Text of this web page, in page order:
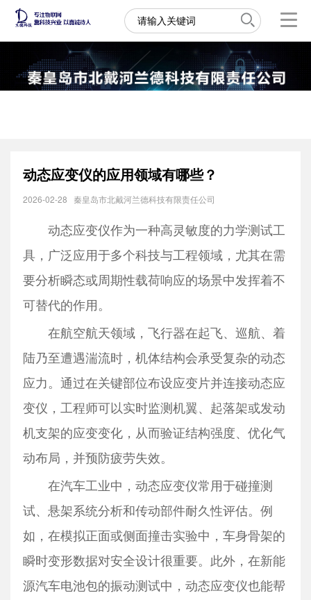
动态应变仪的应用领域有哪些？
2026-02-28 秦皇岛市北戴河兰德科技有限责任公司
动态应变仪作为一种高灵敏度的力学测试工
具，广泛应用于多个科技与工程领域，尤其在需
要分析瞬态或周期性载荷响应的场景中发挥着不
可替代的作用。
在航空航天领域，飞行器在起飞、巡航、着
陆乃至遭遇湍流时，机体结构会承受复杂的动态
应力。通过在关键部位布设应变片并连接动态应
变仪，工程师可以实时监测机翼、起落架或发动
机支架的应变变化，从而验证结构强度、优化气
动布局，并预防疲劳失效。
在汽车工业中，动态应变仪常用于碰撞测
试、悬架系统分析和传动部件耐久性评估。例
如，在模拟正面或侧面撞击实验中，车身骨架的
瞬时变形数据对安全设计很重要。此外，在新能
源汽车电池包的振动测试中，动态应变仪也能帮